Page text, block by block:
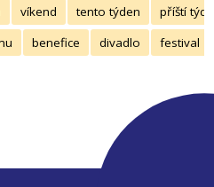
víkend tento týden
příští
benefice divadlo festival